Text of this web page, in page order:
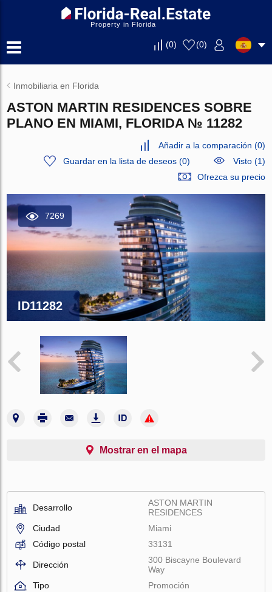
Property in Florida
(0) (0)
Inmobiliaria en Florida
ASTON MARTIN RESIDENCES SOBRE
PLANO EN MIAMI, FLORIDA № 11282
Añadir a la comparación (0)
Guardar en la lista de deseos(0)
Visto (1)
Ofrezca su precio
7269
ID11282
Mostrar en el mapa
Desarrollo
ASTON MARTIN
RESIDENCES
Ciudad
Miami
Código postal
33131
Dirección
300 Biscayne Boulevard
Way
Tipo
Promoción